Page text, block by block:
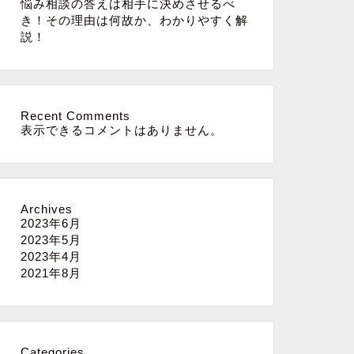
悩み相談の答えは相手に決めさせるべ
き！その理由は何故か、わかりやすく解
説！
Recent Comments
表示できるコメントはありません。
Archives
2023年6月
2023年5月
2023年4月
2021年8月